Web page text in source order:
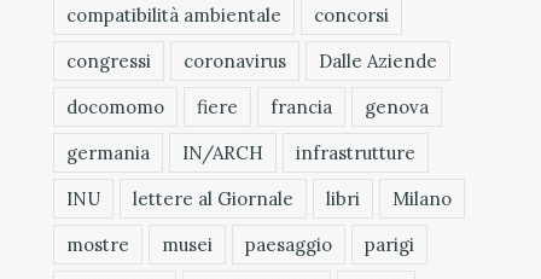
compatibilità ambientale
concorsi
congressi
coronavirus
Dalle Aziende
docomomo
fiere francia
genova
germania
IN/ARCH
infrastrutture
INU
lettere al Giornale libri
Milano
mostre
musei paesaggio
parigi